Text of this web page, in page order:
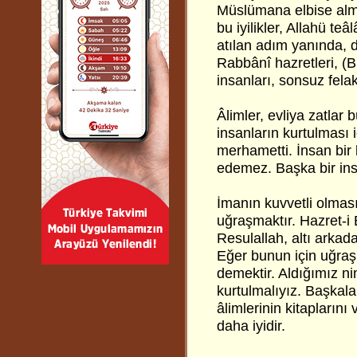
Müslümana elbise
bu iyilikler, Allahü
atılan adım
Rabbânî hazretleri,
insanları, sonsuz
Âlimler, evliya zatlar
insanların kurtulması
merhametti. İnsan bir
edemez. Başka bir
İmanın kuvvetli
uğraşmaktır. Hazret-i
Resulallah, altı
Eğer bunun için
demektir. Aldığımız
kurtulmalıyız.
âlimlerinin
daha iyidir.